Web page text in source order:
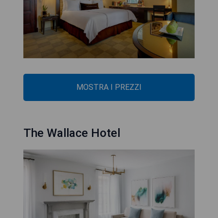
MOSTRA I PREZZI
The Wallace Hotel